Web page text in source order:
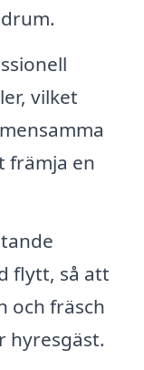
vilket
främja en
flytt, så att
och fräsch
hyresgäst.